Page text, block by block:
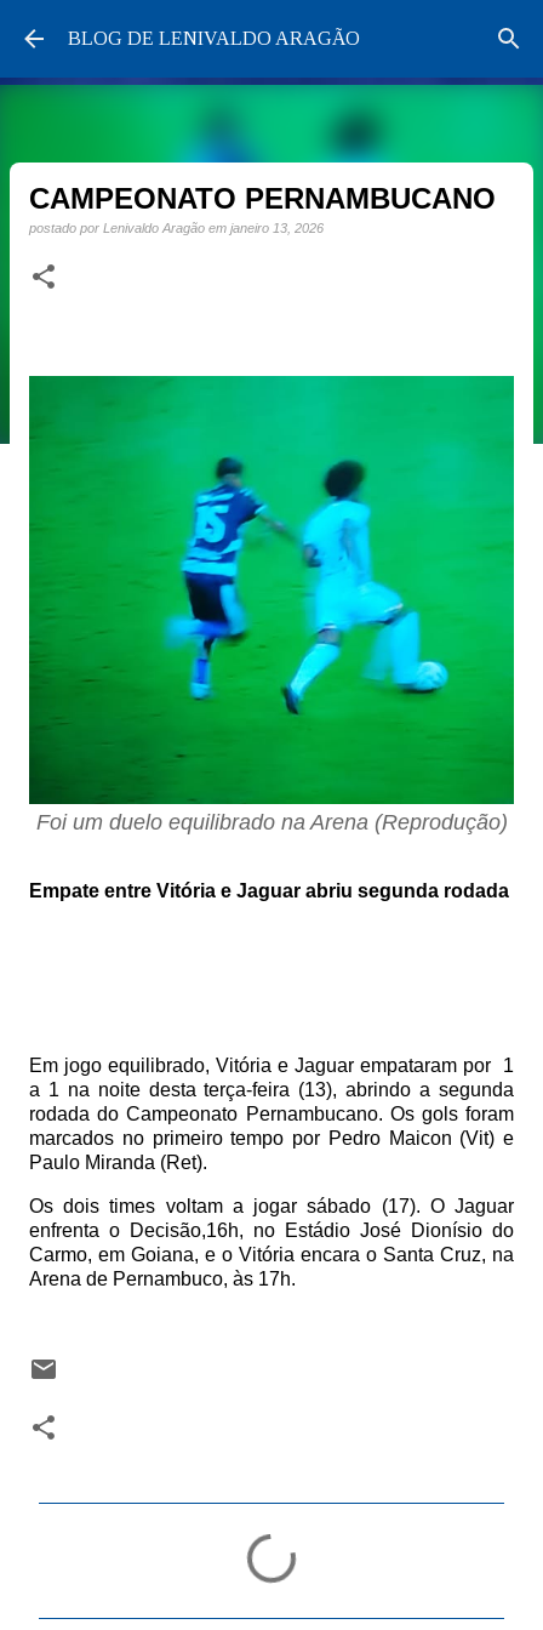
Pular para o conteúdo principal
BLOG DE LENIVALDO ARAGÃO
CAMPEONATO PERNAMBUCANO
postado por Lenivaldo Aragão em janeiro 13, 2026
Foi um duelo equilibrado na Arena (Reprodução)
Empate entre Vitória e Jaguar abriu segunda rodada
Em jogo equilibrado, Vitória e Jaguar empataram por
1
a 1 na noite desta terça-feira (13), abrindo a segunda
rodada do Campeonato Pernambucano. Os gols foram
marcados no primeiro tempo por Pedro Maicon (Vit) e
Paulo Miranda (Ret).
Os dois times voltam a jogar sábado (17). O Jaguar
enfrenta o Decisão,16h, no Estádio José Dionísio do
Carmo, em Goiana, e o Vitória encara o Santa Cruz, na
Arena de Pernambuco, às 17h.